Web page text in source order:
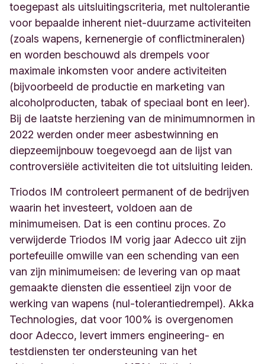
toegepast als uitsluitingscriteria, met nultolerantie
voor bepaalde inherent niet-duurzame activiteiten
(zoals wapens, kernenergie of conflictmineralen)
en worden beschouwd als drempels voor
maximale inkomsten voor andere activiteiten
(bijvoorbeeld de productie en marketing van
alcoholproducten, tabak of speciaal bont en leer).
Bij de laatste herziening van de minimumnormen in
2022 werden onder meer asbestwinning en
diepzeemijnbouw toegevoegd aan de lijst van
controversiële activiteiten die tot uitsluiting leiden.
Triodos IM controleert permanent of de bedrijven
waarin het investeert, voldoen aan de
minimumeisen. Dat is een continu proces. Zo
verwijderde Triodos IM vorig jaar Adecco uit zijn
portefeuille omwille van een schending van een
van zijn minimumeisen: de levering van op maat
gemaakte diensten die essentieel zijn voor de
werking van wapens (nul-tolerantiedrempel). Akka
Technologies, dat voor 100% is overgenomen
door Adecco, levert immers engineering- en
testdiensten ter ondersteuning van het